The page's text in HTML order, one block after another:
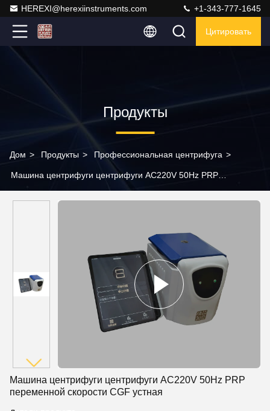
HEREXI@herexiinstruments.com +1-343-777-1645
Цитировать
Продукты
Дом > Продукты > Профессиональная центрифуга >
Машина центрифуги центрифуги AC220V 50Hz PRP
Машина центрифуги центрифуги AC220V 50Hz PRP
переменной скорости CGF устная